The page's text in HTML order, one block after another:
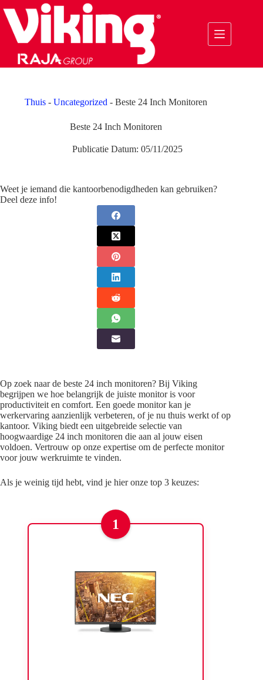
naar
inhoud
Thuis- Uncategorized - Beste 24 Inch Monitoren
Beste 24 Inch Monitoren
Publicatie Datum: 05/11/2025
Weet je iemand die kantoorbenodigdheden kan gebruiken?
Deel deze info!
Op zoek naar de beste 24 inch monitoren? Bij Viking
begrijpen we hoe belangrijk de juiste monitor is voor
productiviteit en comfort. Een goede monitor kan je
werkervaring aanzienlijk verbeteren, of je nu thuis werkt of op
kantoor. Viking biedt een uitgebreide selectie van
hoogwaardige 24 inch monitoren die aan al jouw eisen
voldoen. Vertrouw op onze expertise om de perfecte monitor
voor jouw werkruimte te vinden.
Als je weinig tijd hebt, vind je hier onze top 3 keuzes:
1